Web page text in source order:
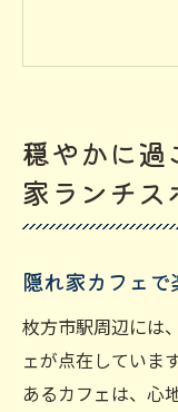
地元民
都会の
地元の新鮮食
旬の食材
枚方市
一人で
地元名
穏やかに過
家ランチス
隠れ家カフェ
枚方市駅周辺には
ェが点在していま
あるカフェは、心